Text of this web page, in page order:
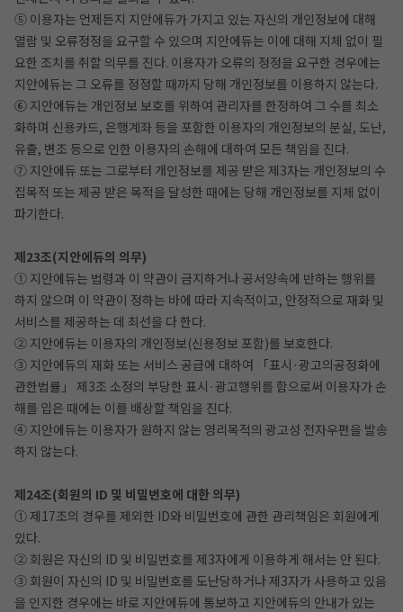
⑤ 이용자는 언제든지 지안에듀가 가지고 있는 자신의 개인정보에 대해
열람 및 오류정정을 요구할 수 있으며 지안에듀는 이에 대해 지체 없이 필
요한 조치를 취할 의무를 진다. 이용자가 오류의 정정을 요구한 경우에는
지안에듀는 그 오류를 정정할 때까지 당해 개인정보를 이용하지 않는다.
⑥ 지안에듀는 개인정보 보호를 위하여 관리자를 한정하여 그 수를 최소
화하며 신용카드, 은행계좌 등을 포함한 이용자의 개인정보의 분실, 도난,
유출, 변조 등으로 인한 이용자의 손해에 대하여 모든 책임을 진다.
⑦ 지안에듀 또는 그로부터 개인정보를 제공 받은 제3자는 개인정보의 수
집목적 또는 제공 받은 목적을 달성한 때에는 당해 개인정보를 지체 없이
파기한다.
제23조(지안에듀의 의무)
① 지안에듀는 법령과 이 약관이 금지하거나 공서양속에 반하는 행위를
하지 않으며 이 약관이 정하는 바에 따라 지속적이고, 안정적으로 재화 및
서비스를 제공하는 데 최선을 다 한다.
② 지안에듀는 이용자의 개인정보(신용정보 포함)를 보호한다.
③ 지안에듀의 재화 또는 서비스 공급에 대하여 「표시·광고의공정화에
관한법률」 제3조 소정의 부당한 표시·광고행위를 함으로써 이용자가 손
해를 입은 때에는 이를 배상할 책임을 진다.
④ 지안에듀는 이용자가 원하지 않는 영리목적의 광고성 전자우편을 발송
하지 않는다.
제24조(회원의 ID 및 비밀번호에 대한 의무)
① 제17조의 경우를 제외한 ID와 비밀번호에 관한 관리책임은 회원에게
있다.
② 회원은 자신의 ID 및 비밀번호를 제3자에게 이용하게 해서는 안 된다.
③ 회원이 자신의 ID 및 비밀번호를 도난당하거나 제3자가 사용하고 있음
을 인지한 경우에는 바로 지안에듀에 통보하고 지안에듀의 안내가 있는